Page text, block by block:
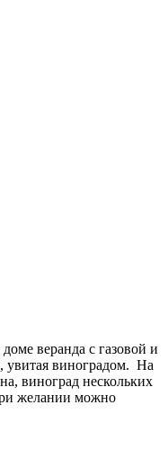
веранда с газовой и
увитая виноградом. На
виноград нескольких
желании можно